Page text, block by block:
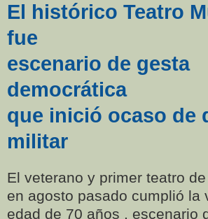
El histórico Teatro
fue
escenario de gesta
democrática
que inició ocaso de
militar
El veterano y primer teatro de
en agosto pasado cumplió la
edad de 70 años , escenario